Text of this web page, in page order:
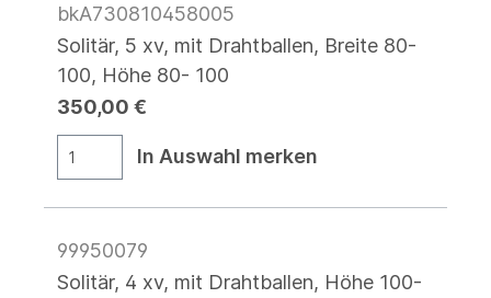
bkA730810458005
Solitär, 5 xv, mit Drahtballen, Breite 80-
100, Höhe 80- 100
350,00 €
In Auswahl merken
99950079
Solitär, 4 xv, mit Drahtballen, Höhe 100-